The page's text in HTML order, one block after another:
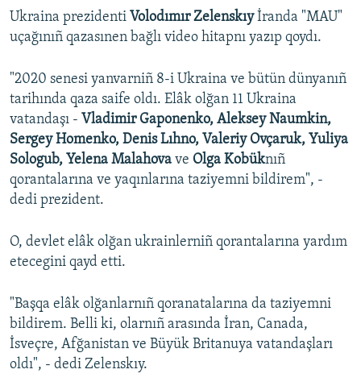
RFE/RS bütün saytları
Ukraina prezidenti Volodımır Zelenskıyİranda "MAU"
uçağınıñ qazasınen bağlı video hitapnı yazıp qoydı.
"2020 senesi yanvarniñ 8-i Ukraina ve bütün dünyanıñ
tarihında qaza saife oldı. Elâk olğan 11 Ukraina
vatandaşı - Vladimir Gaponenko, Aleksey Naumkin,
Sergey Homenko, Denis Lıhno, Valeriy Ovçaruk, Yuliya
Sologub, Yelena Malahova ve Olga Kobüknıñ
qorantalarına ve yaqınlarına taziyemni bildirem", -
dedi prezident.
O, devlet elâk olğan ukrainlerniñ qorantalarına yardım
etecegini qayd etti.
"Başqa elâk olğanlarnıñ qoranatalarına da taziyemni
bildirem. Belli ki, olarnıñ arasında İran, Canada,
İsveçre, Afğanistan ve Büyük Britanuya vatandaşları
oldı", - dedi Zelenskıy.